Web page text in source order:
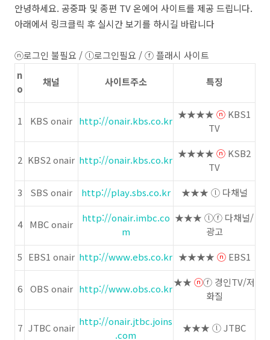
안녕하세요. 공중파 및 종편 TV 온에어 사이트를 제공 드립니다.
아래에서 링크클릭 후 실시간 보기를 하시길 바랍니다
​ⓝ로그인 불필요 / ⓛ로그인필요 / ⓕ 플래시 사이트
n
o
채널 사이트주소 특징
1 KBS onair http://onair.kbs.co.kr
★★★★ ⓝ KBS1
TV
2 KBS2 onair http://onair.kbs.co.kr
★★★★ ⓝ KSB2
TV
3
SBS onair http://play.sbs.co.kr ★★★ ⓛ 다채널
4 MBC onair
http://onair.imbc.co
m
★★★ ⓛⓕ 다채널/
광고
5 EBS1 onair http://www.ebs.co.kr ★★★★ ⓝ EBS1
6 OBS onair http://www.obs.co.kr
★★ ⓝⓕ 경인TV/저
화질
7 JTBC onair
http://onair.jtbc.joins
.com
★★★ ⓛ JTBC